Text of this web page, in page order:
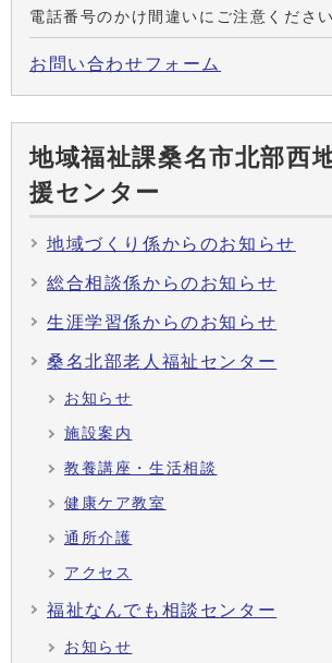
電話番号のかけ間違いにご注意ください
お問い合わせフォーム
地域福祉課桑名市北部西
援センター
地域づくり係からのお知らせ
総合相談係からのお知らせ
生涯学習係からのお知らせ
桑名北部老人福祉センター
お知らせ
施設案内
教養講座・生活相談
健康ケア教室
通所介護
アクセス
福祉なんでも相談センター
お知らせ